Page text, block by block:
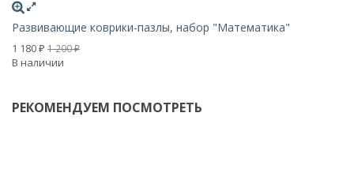
Развивающие коврики-пазлы, набор "Математика"
1 180 ₽ 1 200₽
В наличии
РЕКОМЕНДУЕМ ПОСМОТРЕТЬ